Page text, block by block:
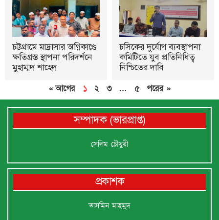
চট্টগ্রামে মাদ্রাসার অগ্নিকাণ্ডে
ক্ষতিগ্রস্ত স্থাপনা পরিদর্শনে
মুহাম্মদ শাহেদ
চসিকের দুর্যোগ ব্যবস্থাপনা
কমিটিতে যুব প্রতিনিধিত্ব
নিশ্চিতের দাবি
« আগের ১ ২ ৩ … ৫ পরের »
সম্পাদক (ভারপ্রাপ্ত)
সেলিম চৌধুরী
প্রকাশক
তাসমিন মাহমুদ